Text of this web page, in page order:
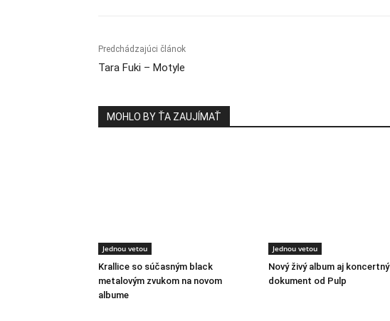
Predchádzajúci článok
Tara Fuki – Motyle
MOHLO BY ŤA ZAUJÍMAŤ
Jednou vetou
Krallice so súčasným black
metalovým zvukom na novom
albume
Jednou vetou
Nový živý album aj koncertný
dokument od Pulp